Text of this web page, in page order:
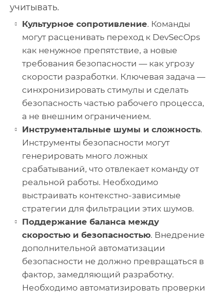
учитывать.
Культурное сопротивление. Команды
могут расценивать переход к DevSecOps
как ненужное препятствие, а новые
требования безопасности — как угрозу
скорости разработки. Ключевая задача —
синхронизировать стимулы и сделать
безопасность частью рабочего процесса,
а не внешним ограничением.
Инструментальные шумы и сложность.
Инструменты безопасности могут
генерировать много ложных
срабатываний, что отвлекает команду от
реальной работы. Необходимо
выстраивать контекстно-зависимые
стратегии для фильтрации этих шумов.
Поддержание баланса между
скоростью и безопасностью. Внедрение
дополнительной автоматизации
безопасности не должно превращаться в
фактор, замедляющий разработку.
Необходимо автоматизировать проверки